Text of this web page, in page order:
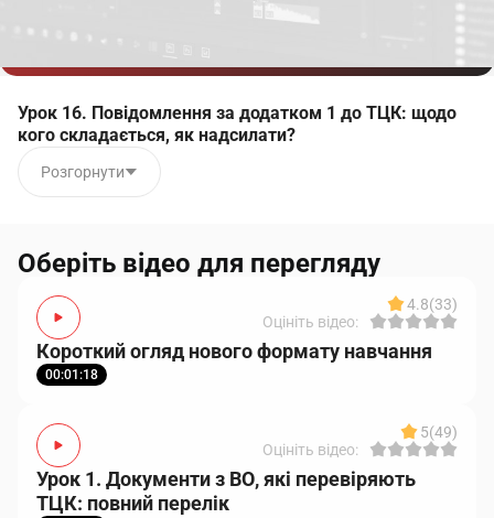
Урок 16. Повідомлення за додатком 1 до ТЦК: щодо
кого складається, як надсилати?
Розгорнути
Оберіть відео для перегляду
4.8(33)
Оцініть відео:
Короткий огляд нового формату навчання
00:01:18
5(49)
Оцініть відео:
Урок 1. Документи з ВО, які перевіряють
ТЦК: повний перелік